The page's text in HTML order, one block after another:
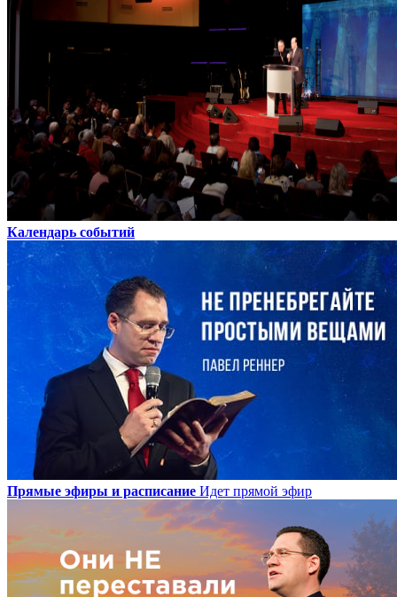
Календарь событий
Прямые эфиры и расписание Идет прямой эфир